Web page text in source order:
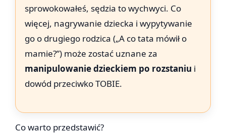
sprowokowałeś, sędzia to wychwyci. Co
więcej, nagrywanie dziecka i wypytywanie
go o drugiego rodzica („A co tata mówił o
mamie?”) może zostać uznane za
manipulowanie dzieckiem po rozstaniu i
dowód przeciwko TOBIE.
Co warto przedstawić?